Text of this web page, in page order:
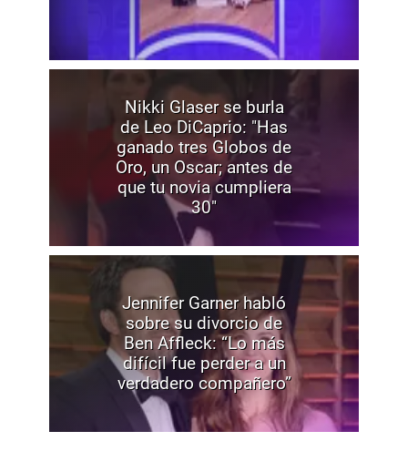
Nikki Glaser se burla
de Leo DiCaprio: "Has
ganado tres Globos de
Oro, un Oscar; antes de
que tu novia cumpliera
30"
Jennifer Garner habló
sobre su divorcio de
Ben Affleck: “Lo más
difícil fue perder a un
verdadero compañero”